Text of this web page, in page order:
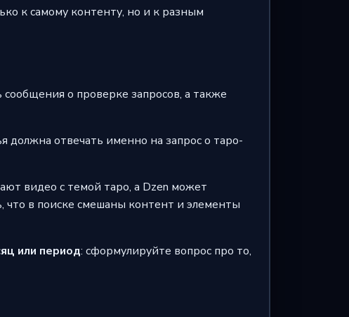
к самому контенту, но и к разным
о проверке запросов, а также
отвечать именно на запрос о таро-
видео с темой таро, а Dzen может
что в поиске смешаны контент и элементы
или период: сформулируйте вопрос про то,